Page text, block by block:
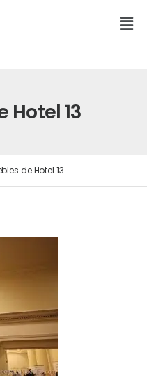
Hotel 13
de Hotel 13